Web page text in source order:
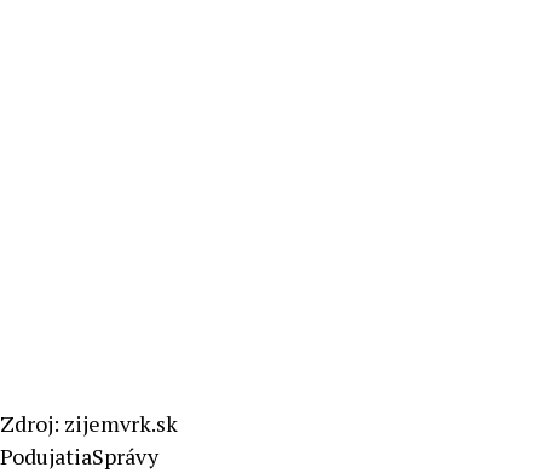
Zdroj: zijemvrk.sk
PodujatiaSprávy